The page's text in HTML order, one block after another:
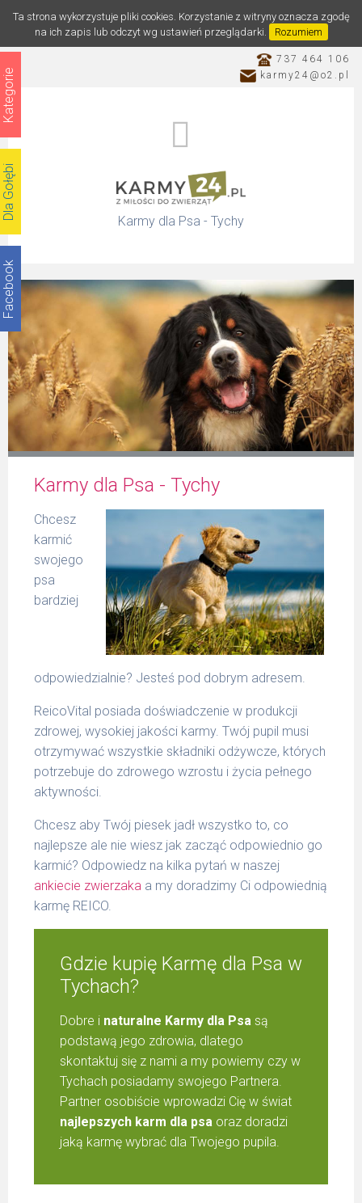
Ta strona wykorzystuje pliki cookies. Korzystanie z witryny oznacza zgodę
na ich zapis lub odczyt wg ustawień przeglądarki.
Rozumiem
737 464 106
karmy24@o2.pl
Karmy dla Psa - Tychy
Katalog
Formularz
Kontakt
Karmy dla Psa - Tychy
Chcesz
karmić
swojego
psa
bardziej
odpowiedzialnie? Jesteś pod dobrym adresem.
ReicoVital posiada doświadczenie w produkcji
zdrowej, wysokiej jakości karmy. Twój pupil musi
otrzymywać wszystkie składniki odżywcze, których
potrzebuje do zdrowego wzrostu i życia pełnego
aktywności.
Chcesz aby Twój piesek jadł wszystko to, co
najlepsze ale nie wiesz jak zacząć odpowiednio go
karmić? Odpowiedz na kilka pytań w naszej
ankiecie zwierzaka a my doradzimy Ci odpowiednią
karmę REICO.
Gdzie kupię Karmę dla Psa w
Tychach?
Dobre i naturalne Karmy dla Psa są
podstawą jego zdrowia, dlatego
skontaktuj się z nami a my powiemy czy w
Tychach posiadamy swojego Partnera.
Partner osobiście wprowadzi Cię w świat
najlepszych karm dla psa oraz doradzi
jaką karmę wybrać dla Twojego pupila.
Facebook
Dla Gołębi
Kategorie